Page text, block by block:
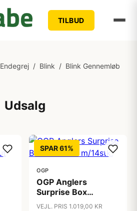
TILBUD
Endegrej / Blink / Blink Gennemløb
Udsalg
SPAR 61%
OGP
OGP Anglers
Surprise Box
Seatrout m/14stk.
VEJL. PRIS 1.019,00 KR